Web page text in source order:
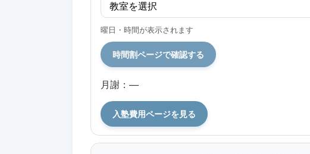
曜日・時間が表示されます
時間割ページで確認する
月謝：—
入塾費用ページを見る